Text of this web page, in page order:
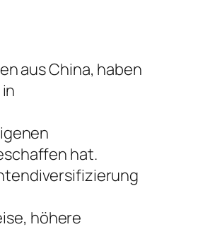
aus China, haben
hat.
höhere